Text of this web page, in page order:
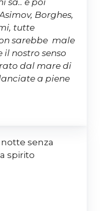
Borghes,
tutte
sarebbe male
nostro senso
dal mare di
a piene